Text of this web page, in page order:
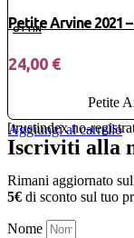
Petite Arvine 2021
OTTIN
24,00 €
Petite
Aggiungi al carrello
[trustindex no-
Iscriviti alla
Rimani aggiornato
5€ di sconto sul tuo
Nome